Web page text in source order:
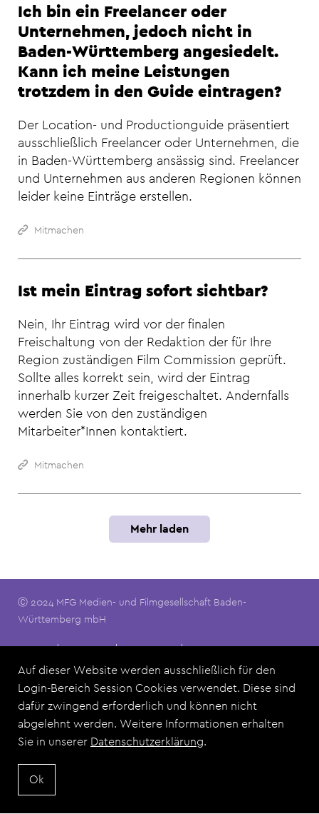
Ich bin ein Freelancer oder
Unternehmen, jedoch nicht in
Baden-Württemberg angesiedelt.
Kann ich meine Leistungen
trotzdem in den Guide eintragen?
Der Location- und Productionguide präsentiert
ausschließlich Freelancer oder Unternehmen, die
in Baden-Württemberg ansässig sind. Freelancer
und Unternehmen aus anderen Regionen können
leider keine Einträge erstellen.
Mitmachen
Ist mein Eintrag sofort sichtbar?
Nein, Ihr Eintrag wird vor der finalen
Freischaltung von der Redaktion der für Ihre
Region zuständigen Film Commission geprüft.
Sollte alles korrekt sein, wird der Eintrag
innerhalb kurzer Zeit freigeschaltet. Andernfalls
werden Sie von den zuständigen
Mitarbeiter*Innen kontaktiert.
Mitmachen
Mehr laden
Ⓒ 2024 MFG Medien- und Filmgesellschaft Baden-
Württemberg mbH
Footermenu
FAQ
Dieses Angebot ist eine Zusammenarbeit der MFG Medien-
und Filmgesellschaft Baden-Württemberg mbH und allen Film
Commissions aus Baden-Württemberg.
Auf dieser Website werden ausschließlich für den
Login-Bereich Session Cookies verwendet. Diese sind
dafür zwingend erforderlich und können nicht
abgelehnt werden. Weitere Informationen erhalten
Sie in unserer Datenschutzerklärung.
Ok